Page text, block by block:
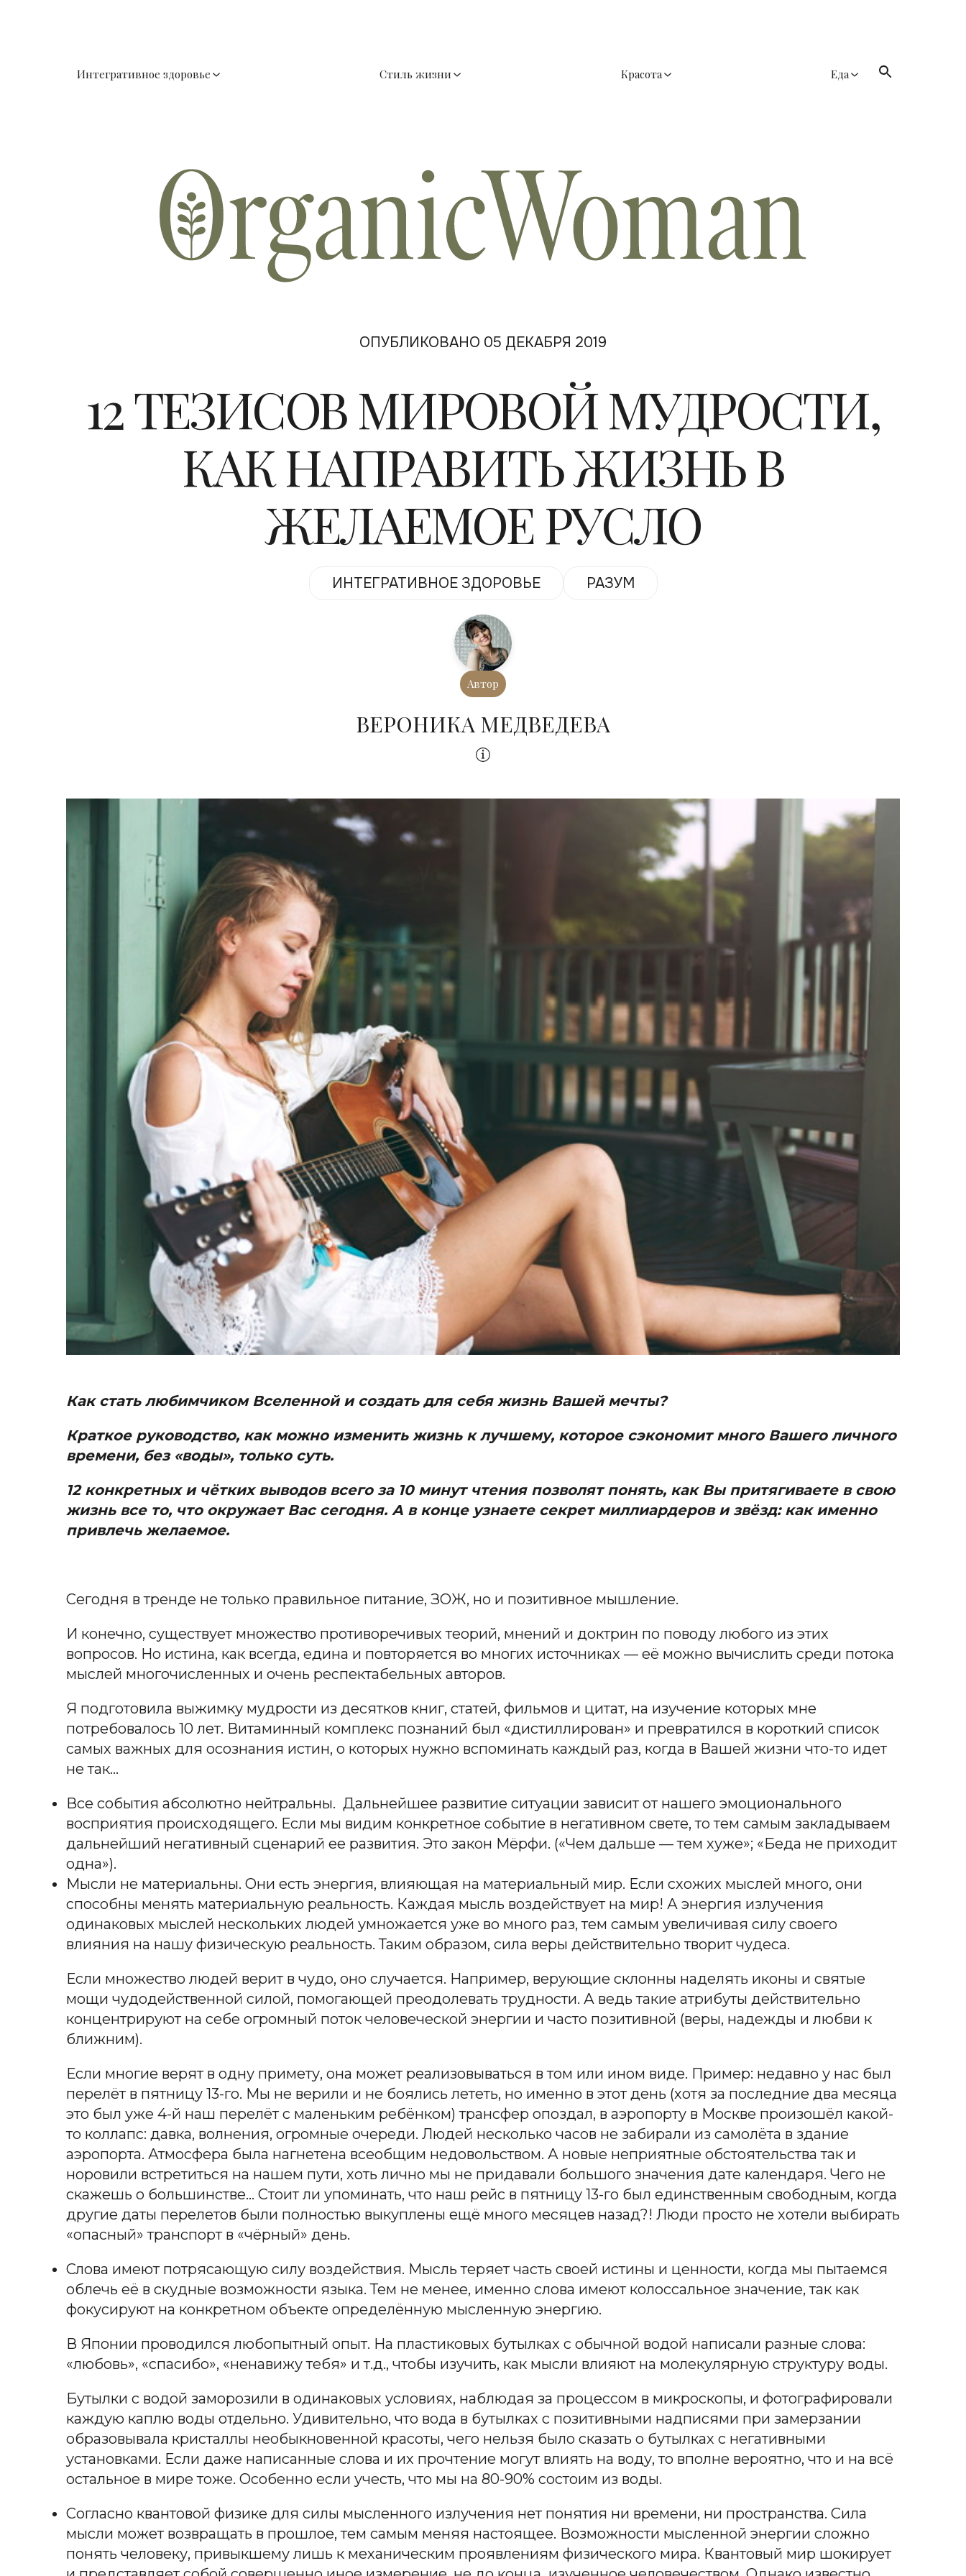
Интегративное здоровье Стиль жизни Красота Еда
ОПУБЛИКОВАНО 05 ДЕКАБРЯ 2019
12 ТЕЗИСОВ МИРОВОЙ МУДРОСТИ,
КАК НАПРАВИТЬ ЖИЗНЬ В
ЖЕЛАЕМОЕ РУСЛО
ИНТЕГРАТИВНОЕ ЗДОРОВЬЕ РАЗУМ
Автор
ВЕРОНИКА МЕДВЕДЕВА
Как стать любимчиком Вселенной и создать для себя жизнь Вашей мечты?
Краткое руководство, как можно изменить жизнь к лучшему, которое сэкономит много Вашего личного
времени, без «воды», только суть.
12 конкретных и чётких выводов всего за 10 минут чтения позволят понять, как Вы притягиваете в свою
жизнь все то, что окружает Вас сегодня. А в конце узнаете секрет миллиардеров и звёзд: как именно
привлечь желаемое.
Сегодня в тренде не только правильное питание, ЗОЖ, но и позитивное мышление.
И конечно, существует множество противоречивых теорий, мнений и доктрин по поводу любого из этих
вопросов. Но истина, как всегда, едина и повторяется во многих источниках — её можно вычислить среди потока
мыслей многочисленных и очень респектабельных авторов.
Я подготовила выжимку мудрости из десятков книг, статей, фильмов и цитат, на изучение которых мне
потребовалось 10 лет. Витаминный комплекс познаний был «дистиллирован» и превратился в короткий список
самых важных для осознания истин, о которых нужно вспоминать каждый раз, когда в Вашей жизни что-то идет
не так…
Все события абсолютно нейтральны. Дальнейшее развитие ситуации зависит от нашего эмоционального
восприятия происходящего. Если мы видим конкретное событие в негативном свете, то тем самым закладываем
дальнейший негативный сценарий ее развития. Это закон Мёрфи. («Чем дальше — тем хуже»; «Беда не приходит
одна»).
Мысли не материальны. Они есть энергия, влияющая на материальный мир. Если схожих мыслей много, они
способны менять материальную реальность. Каждая мысль воздействует на мир! А энергия излучения
одинаковых мыслей нескольких людей умножается уже во много раз, тем самым увеличивая силу своего
влияния на нашу физическую реальность. Таким образом, сила веры действительно творит чудеса.
Если множество людей верит в чудо, оно случается. Например, верующие склонны наделять иконы и святые
мощи чудодейственной силой, помогающей преодолевать трудности. А ведь такие атрибуты действительно
концентрируют на себе огромный поток человеческой энергии и часто позитивной (веры, надежды и любви к
ближним).
Если многие верят в одну примету, она может реализовываться в том или ином виде. Пример: недавно у нас был
перелёт в пятницу 13-го. Мы не верили и не боялись лететь, но именно в этот день (хотя за последние два месяца
это был уже 4-й наш перелёт с маленьким ребёнком) трансфер опоздал, в аэропорту в Москве произошёл какой-
то коллапс: давка, волнения, огромные очереди. Людей несколько часов не забирали из самолёта в здание
аэропорта. Атмосфера была нагнетена всеобщим недовольством. А новые неприятные обстоятельства так и
норовили встретиться на нашем пути, хоть лично мы не придавали большого значения дате календаря. Чего не
скажешь о большинстве… Стоит ли упоминать, что наш рейс в пятницу 13-го был единственным свободным, когда
другие даты перелетов были полностью выкуплены ещё много месяцев назад?! Люди просто не хотели выбирать
«опасный» транспорт в «чёрный» день.
Слова имеют потрясающую силу воздействия. Мысль теряет часть своей истины и ценности, когда мы пытаемся
облечь её в скудные возможности языка. Тем не менее, именно слова имеют колоссальное значение, так как
фокусируют на конкретном объекте определённую мысленную энергию.
В Японии проводился любопытный опыт. На пластиковых бутылках с обычной водой написали разные слова:
«любовь», «спасибо», «ненавижу тебя» и т.д., чтобы изучить, как мысли влияют на молекулярную структуру воды.
Бутылки с водой заморозили в одинаковых условиях, наблюдая за процессом в микроскопы, и фотографировали
каждую каплю воды отдельно. Удивительно, что вода в бутылках с позитивными надписями при замерзании
образовывала кристаллы необыкновенной красоты, чего нельзя было сказать о бутылках с негативными
установками. Если даже написанные слова и их прочтение могут влиять на воду, то вполне вероятно, что и на всё
остальное в мире тоже. Особенно если учесть, что мы на 80-90% состоим из воды.
Согласно квантовой физике для силы мысленного излучения нет понятия ни времени, ни пространства. Сила
мысли может возвращать в прошлое, тем самым меняя настоящее. Возможности мысленной энергии сложно
понять человеку, привыкшему лишь к механическим проявлениям физического мира. Квантовый мир шокирует